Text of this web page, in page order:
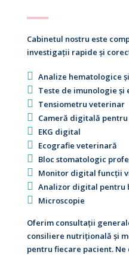
Cabinetul nostru este
investigații rapide și
Analize hematologice
Teste de imunologie
Tensiometru veterinar
Cameră digitală
EKG digital
Ecografie veterinară
Bloc stomatologic
Monitor digital funcții
Analizor digital pentru
Microscopie
Oferim consultații
consiliere nutrițională și
pentru fiecare pacient.